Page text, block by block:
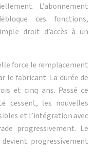
L’abonnement
ces fonctions,
droit d’accès à un
force le remplacement
le fabricant. La durée de
et cinq ans. Passé ce
cessent, les nouvelles
et l’intégration avec
progressivement. Le
progressivement